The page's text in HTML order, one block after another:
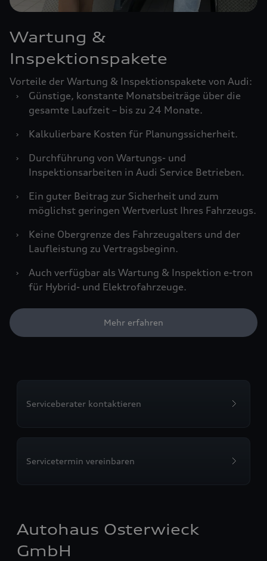
Wartung &
Inspektionspakete
Vorteile der Wartung & Inspektionspakete von Audi:
›
Günstige, konstante Monatsbeiträge über die
gesamte Laufzeit – bis zu 24 Monate.
›
Kalkulierbare Kosten für Planungssicherheit.
›
Durchführung von Wartungs- und
Inspektionsarbeiten in Audi Service Betrieben.
›
Ein guter Beitrag zur Sicherheit und zum
möglichst geringen Wertverlust Ihres Fahrzeugs.
›
Keine Obergrenze des Fahrzeugalters und der
Laufleistung zu Vertragsbeginn.
›
Auch verfügbar als Wartung & Inspektion e-tron
für Hybrid- und Elektrofahrzeuge.
Mehr erfahren
Serviceberater kontaktieren
Servicetermin vereinbaren
Autohaus Osterwieck
GmbH